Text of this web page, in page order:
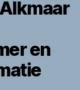
en